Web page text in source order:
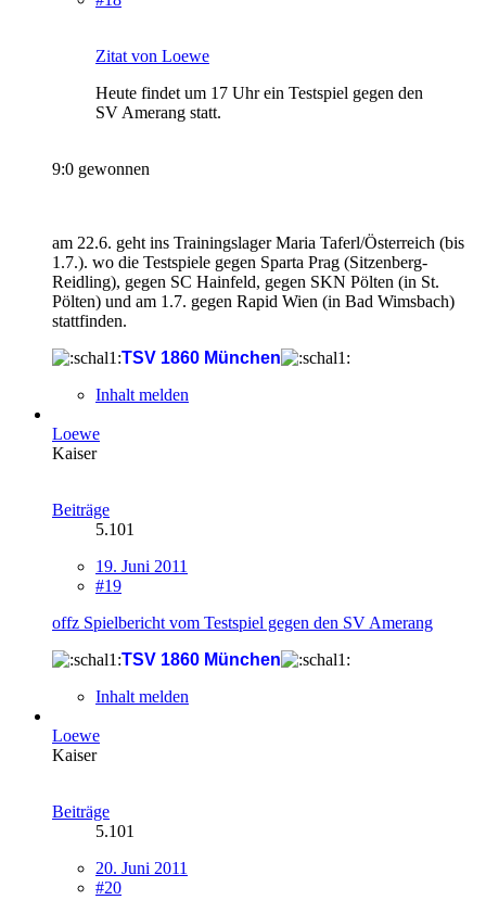
Zitat von Loewe
Heute findet um 17 Uhr ein Testspiel gegen den
SV Amerang statt.
9:0 gewonnen
am 22.6. geht ins Trainingslager Maria Taferl/Österreich (bis
1.7.). wo die Testspiele gegen Sparta Prag (Sitzenberg-
Reidling), gegen SC Hainfeld, gegen SKN Pölten (in St.
Pölten) und am 1.7. gegen Rapid Wien (in Bad Wimsbach)
stattfinden.
TSV 1860 München
Inhalt melden
Loewe
Kaiser
Beiträge
5.101
19. Juni 2011
#19
offz Spielbericht vom Testspiel gegen den SV Amerang
TSV 1860 München
Inhalt melden
Loewe
Kaiser
Beiträge
5.101
20. Juni 2011
#20